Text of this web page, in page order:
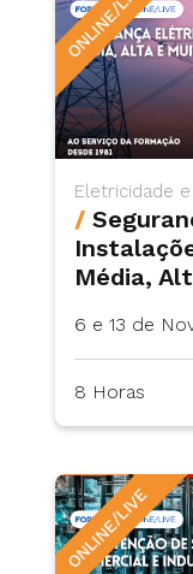
ONLINE/LIVE
Eletricidade
/
Média,
6 e 13 de
8 Horas
ONLINE/LIVE